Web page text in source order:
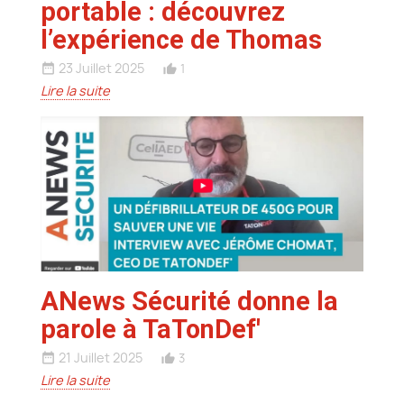
portable : découvrez
l’expérience de Thomas
date_range 23 Juillet 2025 thumb_up_alt 1
Lire la suite
ANews Sécurité donne la
parole à TaTonDef'
date_range 21 Juillet 2025 thumb_up_alt 3
Lire la suite